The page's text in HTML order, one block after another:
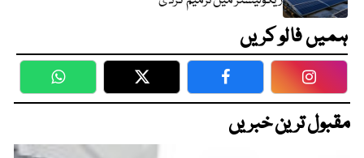
ہمیں فالو کریں
WhatsApp Twitter Facebook
مقبول ترین خبریں